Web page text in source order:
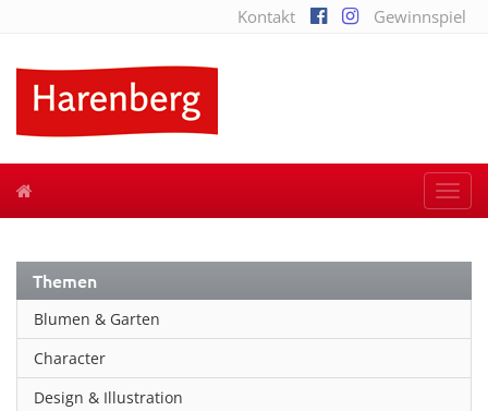
Kontakt Gewinnspiel
Themen
Blumen & Garten
Character
Design & Illustration